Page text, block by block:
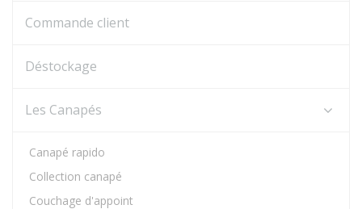
Commande client
Déstockage
Les Canapés
Canapé rapido
Collection canapé
Couchage d'appoint